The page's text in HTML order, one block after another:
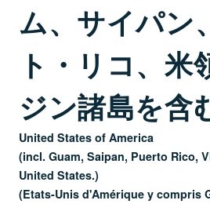
ム、サイパン
ト・リコ、米
ジン諸島を含
United States of America
(incl. Guam, Saipan, Puerto Rico,
United States.)
(Etats-Unis d'Amérique y compris